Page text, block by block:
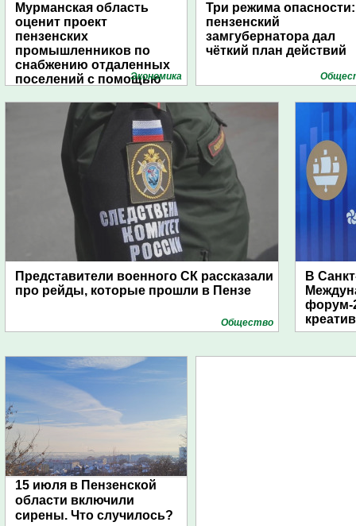
Мурманская область
оценит проект
пензенских
промышленников по
снабжению отдаленных
поселений с помощью
Экономика
Три режима опасности:
пензенский
замгубернатора дал
чёткий план действий
Представители военного СК рассказали
про рейды, которые прошли в Пензе
Общество
В
форум-
15 июля в Пензенской
области включили
сирены. Что случилось?